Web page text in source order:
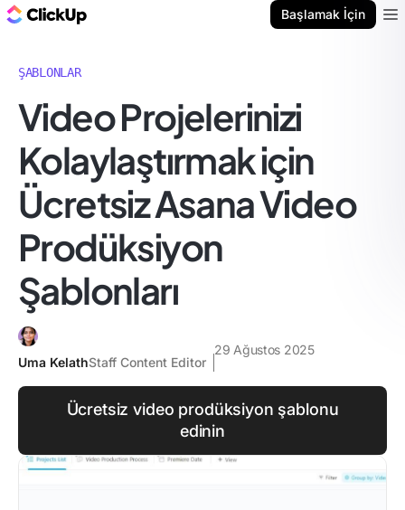
Başlamak İçin
ŞABLONLAR
Video Projelerinizi
Kolaylaştırmak için
Ücretsiz Asana Video
Prodüksiyon
Şablonları
Uma KelathStaff Content Editor
29 Ağustos 2025
Ücretsiz video prodüksiyon şablonu
edinin